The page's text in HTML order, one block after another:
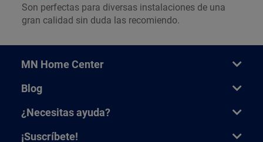
de
5
Son perfectas para diversas instalaciones de una
gran calidad sin duda las recomiendo.
MN Home Center
Blog
¿Necesitas ayuda?
¡Suscríbete!